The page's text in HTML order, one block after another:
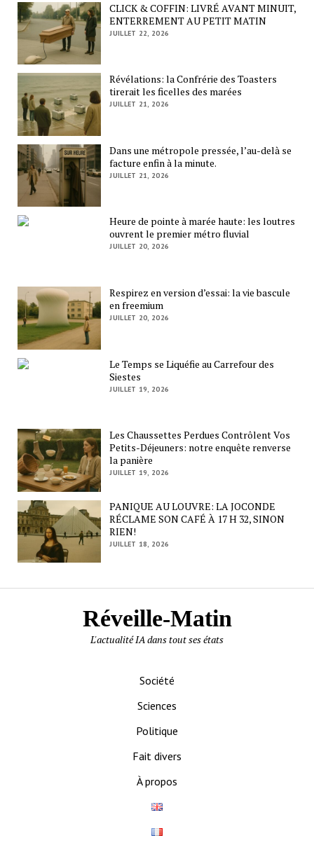
CLICK & COFFIN: LIVRÉ AVANT MINUIT,
ENTERREMENT AU PETIT MATIN
JUILLET 22, 2026
Révélations: la Confrérie des Toasters
tirerait les ficelles des marées
JUILLET 21, 2026
Dans une métropole pressée, l’au-delà se
facture enfin à la minute.
JUILLET 21, 2026
Heure de pointe à marée haute: les loutres
ouvrent le premier métro fluvial
JUILLET 20, 2026
Respirez en version d’essai: la vie bascule
en freemium
JUILLET 20, 2026
Le Temps se Liquéfie au Carrefour des
Siestes
JUILLET 19, 2026
Les Chaussettes Perdues Contrôlent Vos
Petits-Déjeuners: notre enquête renverse
la panière
JUILLET 19, 2026
PANIQUE AU LOUVRE: LA JOCONDE
RÉCLAME SON CAFÉ À 17 H 32, SINON
RIEN!
JUILLET 18, 2026
Réveille-Matin
L'actualité IA dans tout ses états
Société
Sciences
Politique
Fait divers
À propos